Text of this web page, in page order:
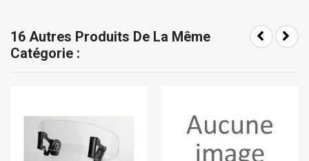
16 Autres Produits De La Même
Catégorie :